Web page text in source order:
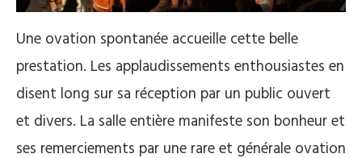
Une ovation spontanée accueille cette belle
prestation. Les applaudissements enthousiastes en
disent long sur sa réception par un public ouvert
et divers. La salle entière manifeste son bonheur et
ses remerciements par une rare et générale ovation